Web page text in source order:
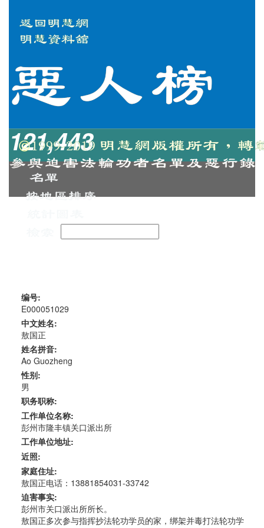
121,443
编号:
E000051029
中文姓名:
敖国正
姓名拼音:
Ao Guozheng
性别:
男
职务职称:
工作单位名称:
彭州市隆丰镇关口派出所
工作单位地址:
近照:
家庭住址:
敖国正电话：13881854031-33742
迫害事实:
彭州市关口派出所所长。
敖国正多次参与指挥抄法轮功学员的家，绑架并毒打法轮功学